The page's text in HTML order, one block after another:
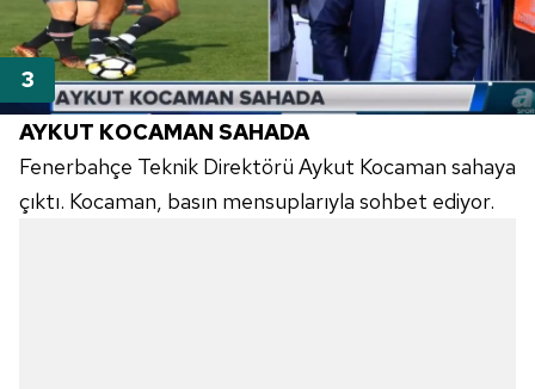
AYKUT KOCAMAN SAHADA
Fenerbahçe Teknik Direktörü Aykut Kocaman sahaya
çıktı. Kocaman, basın mensuplarıyla sohbet ediyor.